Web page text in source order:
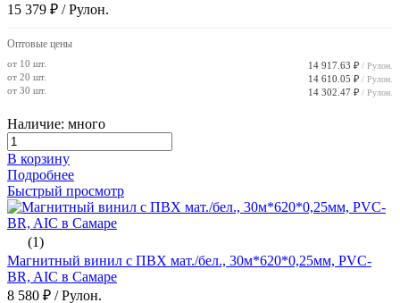
15 379 ₽ / Рулон.
Оптовые цены
от 10 шт. 14 917.63 ₽ / Рулон.
от 20 шт. 14 610.05 ₽ / Рулон.
от 30 шт. 14 302.47 ₽ / Рулон.
Наличие: много
В корзину
Подробнее
Быстрый просмотр
(1)
Магнитный винил с ПВХ мат./бел., 30м*620*0,25мм, PVC-
BR, AIC в Самаре
8 580 ₽ / Рулон.